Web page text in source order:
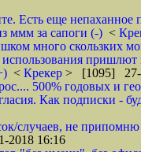
Есть еще непаханное
ммм за сапоги (-) <
много скользких
использования
< Крекер > [1095] 27-
500% годовых и
Как подписки -
случаев, не
16:16